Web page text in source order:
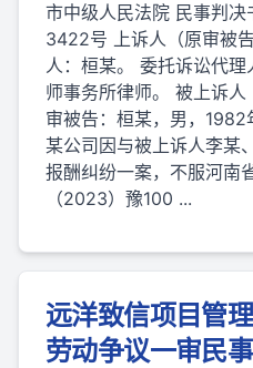
市中级人民法院 民事判
3422号 上诉人（原审被
人：桓某。 委托诉讼代
师事务所律师。 被上诉
审被告：桓某，男，
某公司因与被上诉人李某
报酬纠纷一案，不服河南
（2023）豫100 ...
远洋致信项目管
劳动争议一审民